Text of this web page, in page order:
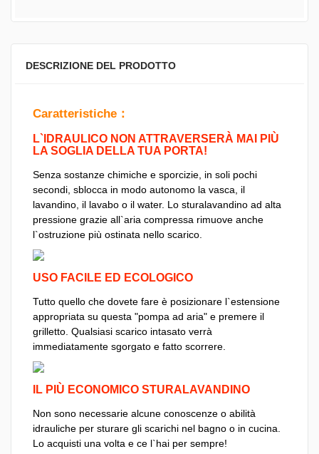
DESCRIZIONE DEL PRODOTTO
Caratteristiche：
L`IDRAULICO NON ATTRAVERSERÀ MAI PIÙ
LA SOGLIA DELLA TUA PORTA!
Senza sostanze chimiche e sporcizie, in soli pochi
secondi, sblocca in modo autonomo la vasca, il
lavandino, il lavabo o il water. Lo sturalavandino ad alta
pressione grazie all`aria compressa rimuove anche
l`ostruzione più ostinata nello scarico.
USO FACILE ED ECOLOGICO
Tutto quello che dovete fare è posizionare l`estensione
appropriata su questa "pompa ad aria" e premere il
grilletto. Qualsiasi scarico intasato verrà
immediatamente sgorgato e fatto scorrere.
IL PIÙ ECONOMICO STURALAVANDINO
Non sono necessarie alcune conoscenze o abilità
idrauliche per sturare gli scarichi nel bagno o in cucina.
Lo acquisti una volta e ce l`hai per sempre!